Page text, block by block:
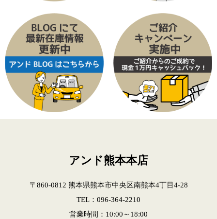
アンド熊本本店
〒860-0812 熊本県熊本市中央区南熊本4丁目4-28
TEL：096-364-2210
営業時間：10:00～18:00